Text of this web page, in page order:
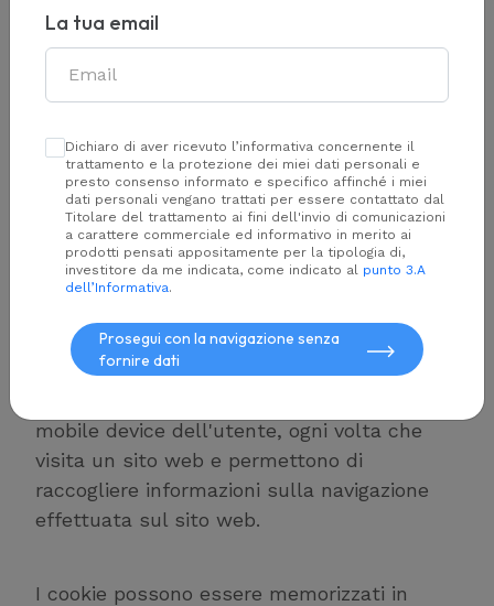
normativa nazionale Azimut Holding S.p.A (di
seguito, anche, “Titolare”), in qualità di
titolare del trattamento, fornisce le
seguenti informazioni relative ai cookie
e i suoi sottodomini (di seguito Sito).
Cosa sono i cookie e perché
vengono utilizzati
Un cookie è una breve stringa di testo che
viene inviata al tuo browser ed,
mobile device dell'utente, ogni volta che
visita un sito web e permettono di
raccogliere informazioni sulla navigazione
effettuata sul sito web.
I cookie possono essere memorizzati in
La tua email
Dichiaro di aver ricevuto l’informativa concernente il
trattamento e la protezione dei miei dati personali e
presto consenso informato e specifico affinché i miei
dati personali vengano trattati per essere contattato dal
Titolare del trattamento ai fini dell'invio di comunicazioni
a carattere commerciale ed informativo in merito ai
prodotti pensati appositamente per la tipologia di,
investitore da me indicata, come indicato al punto 3.A
dell’Informativa.
Prosegui con la navigazione senza
fornire dati